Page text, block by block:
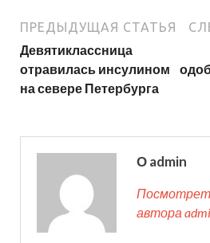
ПРЕДЫДУЩАЯ СТАТЬЯ
Девятиклассница
отравилась инсулином
на севере Петербурга
О admin
автора